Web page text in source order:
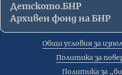
Детското.БНР
Архивен фонд на БНР
Общи условия за
Политика за
Политика за